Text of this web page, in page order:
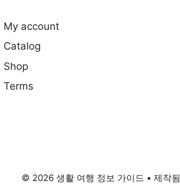
My account
Catalog
Shop
Terms
© 2026 생활 여행 정보 가이드 • 제작됨